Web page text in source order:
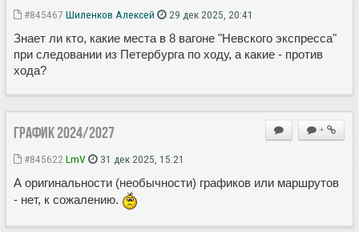
#845467 Шиленков Алексей 29 дек 2025, 20:41
Знает ли кто, какие места в 8 вагоне "Невского экспресса"
при следовании из Петербурга по ходу, а какие - против
хода?
+
ГРАФИК 2024/2027
#845622 LmV 31 дек 2025, 15:21
А оригинальности (необычности) графиков или маршрутов
- нет, к сожалению.